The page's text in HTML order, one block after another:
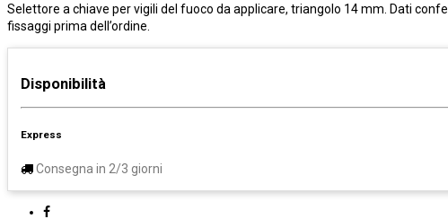
Selettore a chiave per vigili del fuoco da applicare, triangolo 14 mm. Dati
fissaggi prima dell’ordine.
Disponibilità
Express
Consegna in 2/3 giorni